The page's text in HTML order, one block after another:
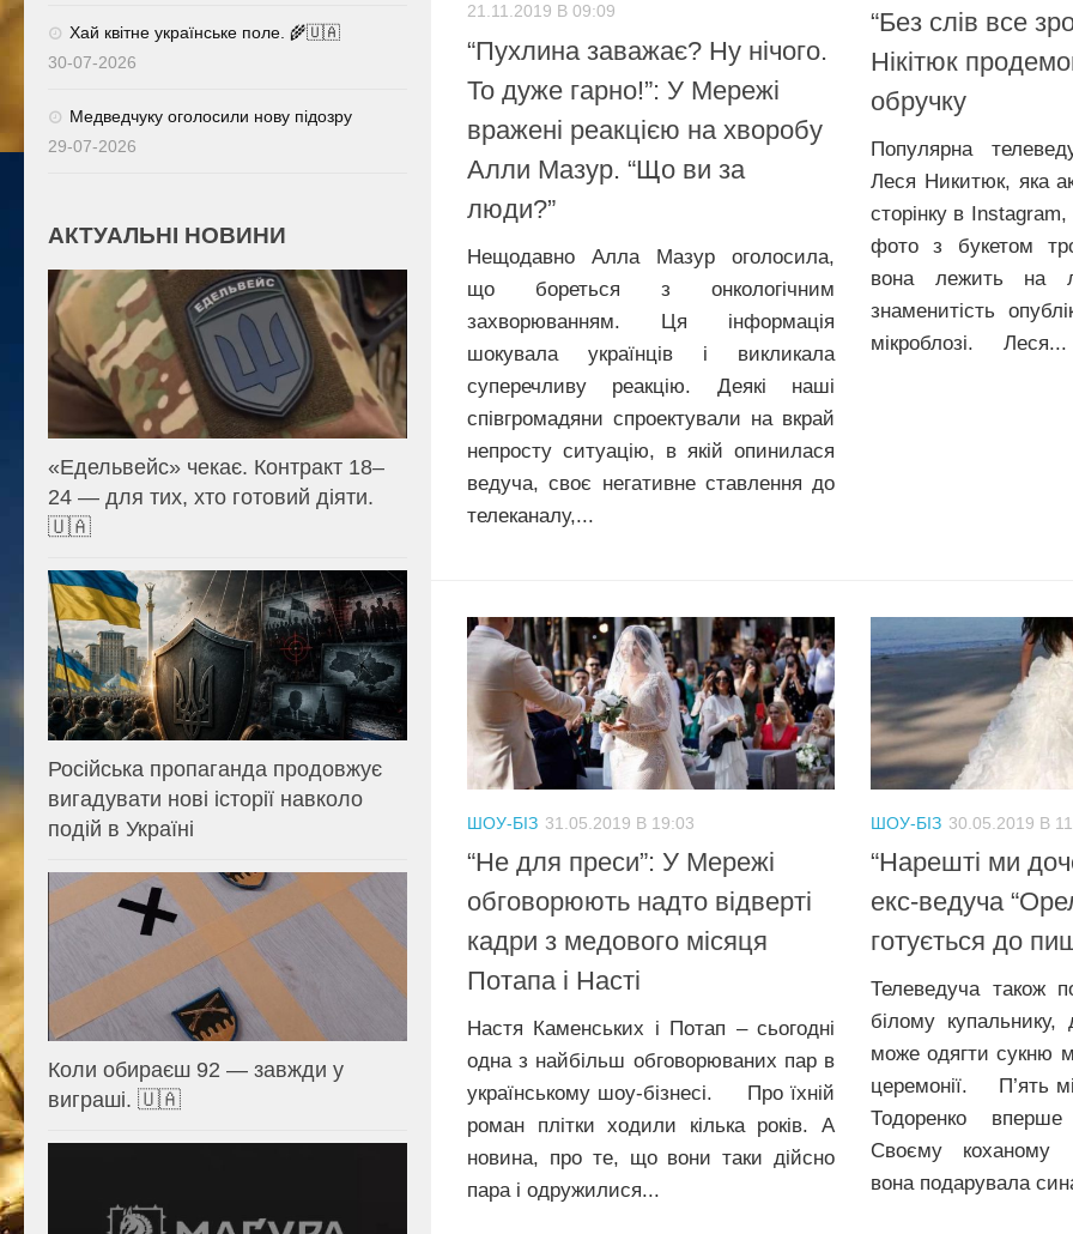
21.11.2019 В 09:09
“Пухлина заважає? Ну нічого.
То дуже гарно!”: У Мережі
вражені реакцією на хворобу
Алли Мазур. “Що ви за
люди?”
Нещодавно Алла Мазур оголосила,
що бореться з онкологічним
захворюванням. Ця інформація
шокувала українців і викликала
суперечливу реакцію. Деякі наші
співгромадяни спроектували на вкрай
непросту ситуацію, в якій опинилася
ведуча, своє негативне ставлення до
телеканалу,...
“Без слів все
Нікітюк
обручку
Популярна
Леся Никитюк, яка
сторінку в
фото з букетом
вона лежить на
знаменитість
мікроблозі. Леся...
ШОУ-БІЗ 31.05.2019 В 19:03
“Не для преси”: У Мережі
обговорюють надто відверті
кадри з медового місяця
Потапа і Насті
Настя Каменських і Потап – сьогодні
одна з найбільш обговорюваних пар в
українському шоу-бізнесі. Про їхній
роман плітки ходили кілька років. А
новина, про те, що вони таки дійсно
пара і одружилися...
ШОУ-БІЗ 30.05.2019 В
“Нарешті ми
екс-ведуча
готується до
Телеведуча також
білому
може одягти сукню
церемонії. П’ять
Тодоренко
Своєму коханому
вона подарувала
Хай квітне українське поле. 🌾🇺🇦
30-07-2026
Медведчуку оголосили нову підозру
29-07-2026
АКТУАЛЬНІ НОВИНИ
«Едельвейс» чекає. Контракт 18–
24 — для тих, хто готовий діяти.
🇺🇦
Російська пропаганда продовжує
вигадувати нові історії навколо
подій в Україні
Коли обираєш 92 — завжди у
виграші. 🇺🇦